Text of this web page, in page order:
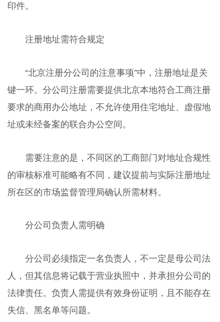
印件。
注册地址需符合规定
“北京注册分公司的注意事项”中，注册地址是关
键一环。分公司注册需要提供北京本地符合工商注册
要求的商用办公地址，不允许使用住宅地址、虚假地
址或未经备案的联合办公空间。
需要注意的是，不同区的工商部门对地址合规性
的审核标准可能略有不同，建议提前与实际注册地址
所在区的市场监督管理局确认所需材料。
分公司负责人需明确
分公司必须指定一名负责人，不一定是母公司法
人，但其信息将记载于营业执照中，并承担分公司的
法律责任。负责人需提供有效身份证明，且不能存在
失信、黑名单等问题。